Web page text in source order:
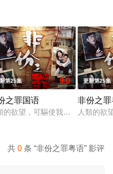
備開拍新一套處境劇，暫定叫
第25集 9.0
之罪国语
的欲望，可驅使我們超越自我，
更新第25集
非份之
人類的欲
共0 条 “非份之罪粤语” 影评